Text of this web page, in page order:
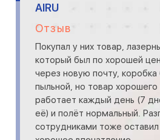
AIRU
Отзыв
Покупал у них товар,
который был по хорошей
через новую почту,
пыльной, но товар
работает каждый день (7
её) и полёт нормальный.
сотрудниками тоже